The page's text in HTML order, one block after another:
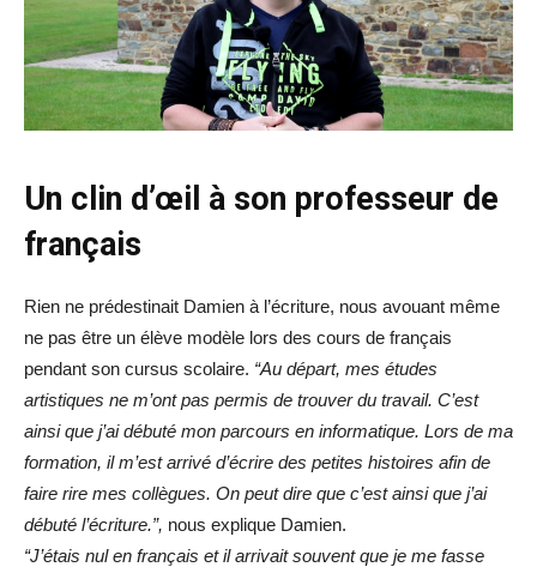
Un clin d’œil à son professeur de
français
Rien ne prédestinait Damien à l’écriture, nous avouant même
ne pas être un élève modèle lors des cours de français
pendant son cursus scolaire. “Au départ, mes études
artistiques ne m’ont pas permis de trouver du travail. C’est
ainsi que j’ai débuté mon parcours en informatique. Lors de ma
formation, il m’est arrivé d’écrire des petites histoires afin de
faire rire mes collègues. On peut dire que c’est ainsi que j’ai
débuté l’écriture.”, nous explique Damien.
“J’étais nul en français et il arrivait souvent que je me fasse